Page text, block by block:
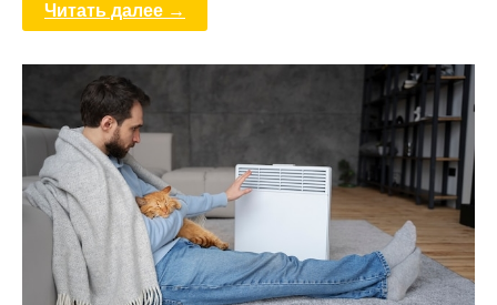
Читать далее →